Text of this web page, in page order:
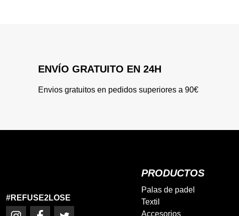
ENVÍO GRATUITO EN 24H
Envios gratuitos en pedidos superiores a 90€
#REFUSE2LOSE
PRODUCTOS
Palas de padel
Textil
Accesorios